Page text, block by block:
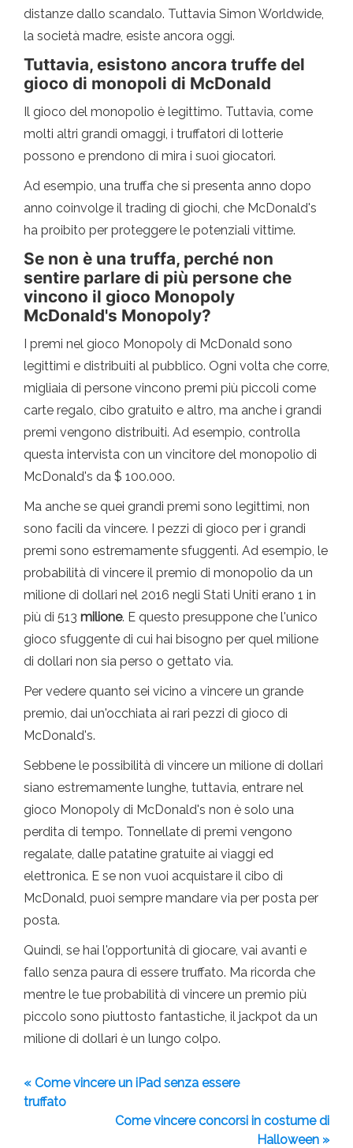
distanze dallo scandalo. Tuttavia Simon Worldwide,
la società madre, esiste ancora oggi.
Tuttavia, esistono ancora truffe del
gioco di monopoli di McDonald
Il gioco del monopolio è legittimo. Tuttavia, come
molti altri grandi omaggi, i truffatori di lotterie
possono e prendono di mira i suoi giocatori.
Ad esempio, una truffa che si presenta anno dopo
anno coinvolge il trading di giochi, che McDonald's
ha proibito per proteggere le potenziali vittime.
Se non è una truffa, perché non
sentire parlare di più persone che
vincono il gioco Monopoly
McDonald's Monopoly?
I premi nel gioco Monopoly di McDonald sono
legittimi e distribuiti al pubblico. Ogni volta che corre,
migliaia di persone vincono premi più piccoli come
carte regalo, cibo gratuito e altro, ma anche i grandi
premi vengono distribuiti. Ad esempio, controlla
questa intervista con un vincitore del monopolio di
McDonald's da $ 100.000.
Ma anche se quei grandi premi sono legittimi, non
sono facili da vincere. I pezzi di gioco per i grandi
premi sono estremamente sfuggenti. Ad esempio, le
probabilità di vincere il premio di monopolio da un
milione di dollari nel 2016 negli Stati Uniti erano 1 in
più di 513 milione. E questo presuppone che l'unico
gioco sfuggente di cui hai bisogno per quel milione
di dollari non sia perso o gettato via.
Per vedere quanto sei vicino a vincere un grande
premio, dai un'occhiata ai rari pezzi di gioco di
McDonald's.
Sebbene le possibilità di vincere un milione di dollari
siano estremamente lunghe, tuttavia, entrare nel
gioco Monopoly di McDonald's non è solo una
perdita di tempo. Tonnellate di premi vengono
regalate, dalle patatine gratuite ai viaggi ed
elettronica. E se non vuoi acquistare il cibo di
McDonald, puoi sempre mandare via per posta per
posta.
Quindi, se hai l'opportunità di giocare, vai avanti e
fallo senza paura di essere truffato. Ma ricorda che
mentre le tue probabilità di vincere un premio più
piccolo sono piuttosto fantastiche, il jackpot da un
milione di dollari è un lungo colpo.
« Come vincere un iPad senza essere
truffato
Come vincere concorsi in costume di
Halloween »